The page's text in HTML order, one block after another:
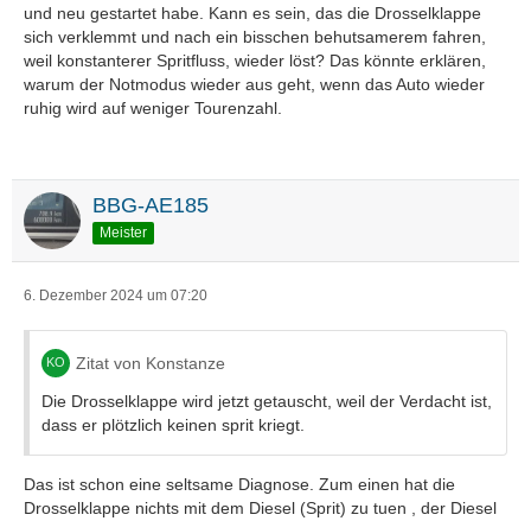
und neu gestartet habe. Kann es sein, das die Drosselklappe
sich verklemmt und nach ein bisschen behutsamerem fahren,
weil konstanterer Spritfluss, wieder löst? Das könnte erklären,
warum der Notmodus wieder aus geht, wenn das Auto wieder
ruhig wird auf weniger Tourenzahl.
BBG-AE185
Meister
6. Dezember 2024 um 07:20
Zitat von Konstanze
Die Drosselklappe wird jetzt getauscht, weil der Verdacht ist,
dass er plötzlich keinen sprit kriegt.
Das ist schon eine seltsame Diagnose. Zum einen hat die
Drosselklappe nichts mit dem Diesel (Sprit) zu tuen , der Diesel